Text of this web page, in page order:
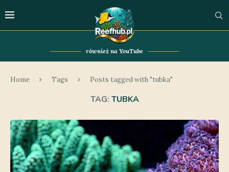
również na YouTube
Home Tags Posts tagged with "tubka"
TAG: TUBKA